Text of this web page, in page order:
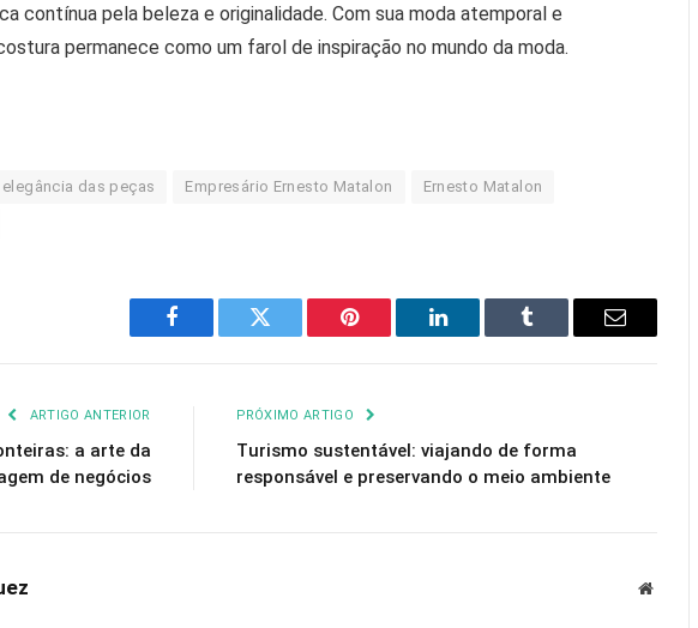
contínua pela beleza e originalidade. Com sua moda atemporal e
permanece como um farol de inspiração no mundo da moda.
elegância das peças Empresário Ernesto Matalon Ernesto Matalon
Facebook Twitter Pinterest LinkedIn Tumblr Email
ARTIGO ANTERIOR
a arte da
de negócios
PRÓXIMO ARTIGO
Turismo sustentável: viajando de forma
responsável e preservando o meio ambiente
Website